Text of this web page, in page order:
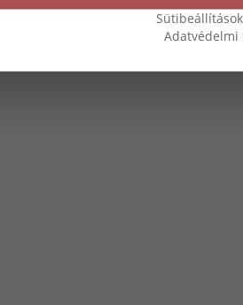
Adatvédelmi